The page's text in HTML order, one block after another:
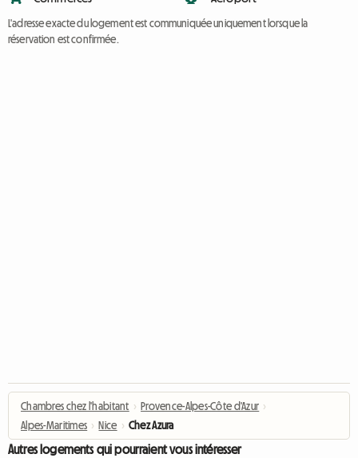
L'adresse exacte du logement est communiquée uniquement lorsque la
réservation est confirmée.
Chambres chez l'habitant › Provence-Alpes-Côte d'Azur ›
Alpes-Maritimes › Nice › Chez Azura
Autres logements qui pourraient vous intéresser